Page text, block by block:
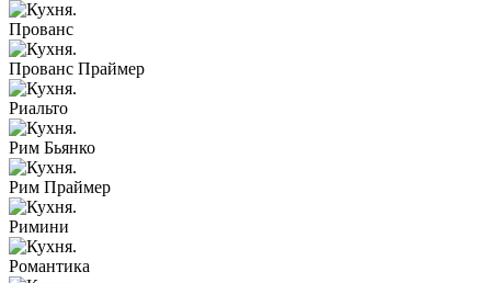
Прованс
Прованс Праймер
Риальто
Рим Бьянко
Рим Праймер
Римини
Романтика